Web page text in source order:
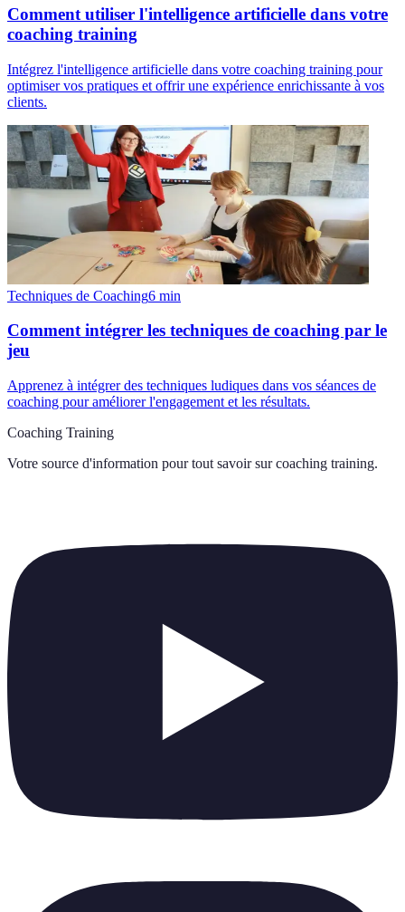
Comment utiliser l'intelligence artificielle dans votre
coaching training
Intégrez l'intelligence artificielle dans votre coaching training pour
optimiser vos pratiques et offrir une expérience enrichissante à vos
clients.
Techniques de Coaching6 min
Comment intégrer les techniques de coaching par le
jeu
Apprenez à intégrer des techniques ludiques dans vos séances de
coaching pour améliorer l'engagement et les résultats.
Coaching Training
Votre source d'information pour tout savoir sur coaching training.